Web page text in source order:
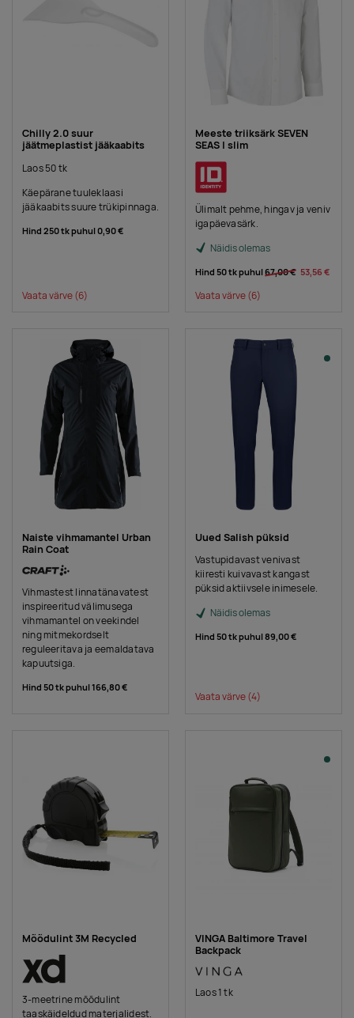
Chilly 2.0 suur
jäätmeplastist jääkaabits
Laos 50 tk
Käepärane tuuleklaasi
jääkaabits suure trükipinnaga.
Hind 250 tk puhul0,90 €
Vaata värve(6)
Meeste triiksärk SEVEN
SEAS | slim
Ülimalt pehme, hingav ja veniv
igapäevasärk.
Näidis olemas
Hind 50 tk puhul67,00 € 53,56 €
Vaata värve(6)
Naiste vihmamantel Urban
Rain Coat
Vihmastest linnatänavatest
inspireeritud välimusega
vihmamantel on veekindel
ning mitmekordselt
reguleeritava ja eemaldatava
kapuutsiga.
Hind 50 tk puhul166,80 €
Uued Salish püksid
Vastupidavast venivast
kiiresti kuivavast kangast
püksid aktiivsele inimesele.
Näidis olemas
Hind 50 tk puhul89,00 €
Vaata värve(4)
Mõõdulint 3M Recycled
3-meetrine mõõdulint
taaskäideldud materjalidest.
VINGA Baltimore Travel
Backpack
Laos 1 tk